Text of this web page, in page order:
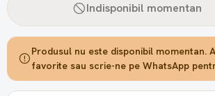
Indisponibil momentan
Produsul nu este disponibil momentan.
favorite sau scrie-ne pe WhatsApp